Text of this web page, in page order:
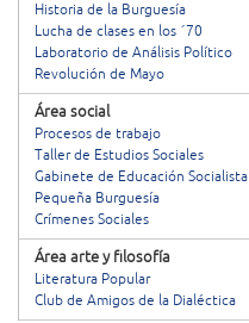
Historia de la Burguesía
Lucha de clases en los ´70
Laboratorio de Análisis Político
Revolución de Mayo
Área social
Procesos de trabajo
Taller de Estudios Sociales
Gabinete de Educación Socialista
Pequeña Burguesía
Crímenes Sociales
Área arte y filosofía
Literatura Popular
Club de Amigos de la Dialéctica